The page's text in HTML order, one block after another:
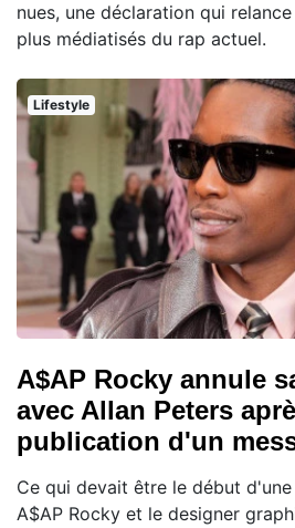
nues, une déclaration qui
plus médiatisés du rap actuel.
Lifestyle
A$AP Rocky annule
avec Allan Peters
publication d'un
Ce qui devait être le début
A$AP Rocky et le designer